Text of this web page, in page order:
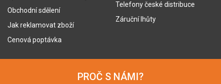
Obchodní sdělení
Jak reklamovat zboží
Cenová poptávka
Telefony české distribuce
Záruční lhůty
PROČ S NÁMI?